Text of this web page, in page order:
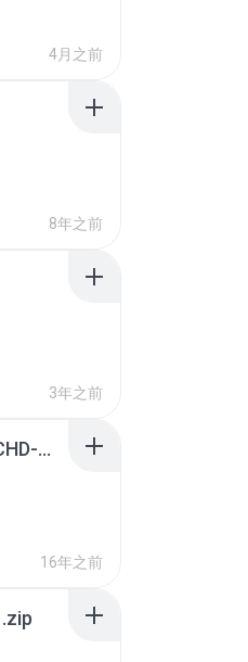
4月之前
8年之前
3年之前
Sony Vegas Pro 8.0b Build 217-AVCHD-MPG-AC3 FIXED.7z
16年之前